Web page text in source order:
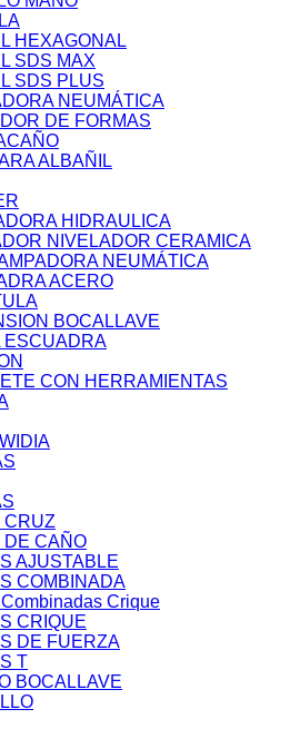
HEXAGONAL
SDS MAX
SDS PLUS
NEUMÁTICA
DE FORMAS
ALBAÑIL
HIDRAULICA
NIVELADOR CERAMICA
NEUMÁTICA
ACERO
BOCALLAVE
ESCUADRA
CON HERRAMIENTAS
CRUZ
DE CAÑO
AJUSTABLE
COMBINADA
Crique
CRIQUE
DE FUERZA
T
BOCALLAVE